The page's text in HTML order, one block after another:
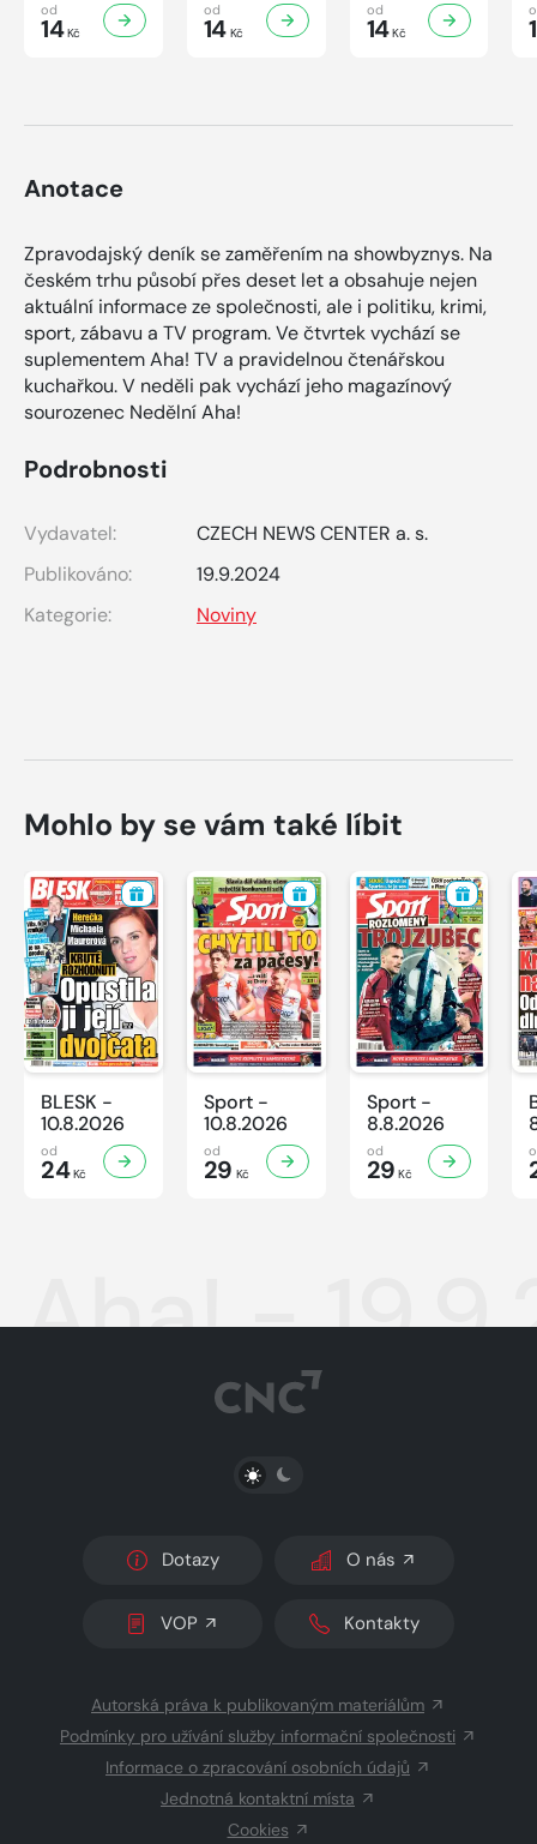
od
14Kč
od
14Kč
od
14Kč
Anotace
Zpravodajský deník se zaměřením na showbyznys. Na
českém trhu působí přes deset let a obsahuje nejen
aktuální informace ze společnosti, ale i politiku, krimi,
sport, zábavu a TV program. Ve čtvrtek vychází se
suplementem Aha! TV a pravidelnou čtenářskou
kuchařkou. V neděli pak vychází jeho magazínový
sourozenec Nedělní Aha!
Podrobnosti
Vydavatel:
CZECH NEWS CENTER a. s.
Publikováno:
19.9.2024
Kategorie:
Noviny
Mohlo by se vám také líbit
BLESK -
10.8.2026
od
24Kč
Sport -
10.8.2026
od
29 Kč
Sport -
8.8.2026
od
29 Kč
Aha! -
PŘEPNOUT SVĚTLÝ/TMAVÝ REŽIM
Dotazy O nás
VOP Kontakty
Autorská práva k publikovaným materiálům
Podmínky pro užívání služby informační společnosti
Informace o zpracování osobních údajů
Jednotná kontaktní místa
Cookies